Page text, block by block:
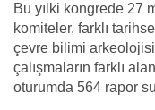
Bu yılki kongrede 27
komiteler, farklı
çevre bilimi
çalışmaların farklı
oturumda 564 rapor